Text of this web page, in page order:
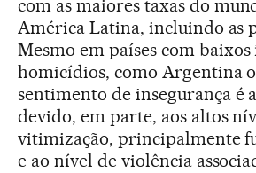
com as maiores taxas do
América Latina, incluindo as
Mesmo em países com
homicídios, como Argentina
sentimento de insegurança é
devido, em parte, aos altos
vitimização, principalmente
e ao nível de violência